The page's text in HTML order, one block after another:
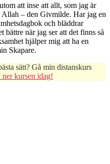
att inse att allt, som jag är
Allah – den Givmilde. Har jag en
och bläddrar
när jag ser att det finns så
hjälper mig att ha en
Skapare.
sätt? Gå min distanskurs
ner kursen idag!